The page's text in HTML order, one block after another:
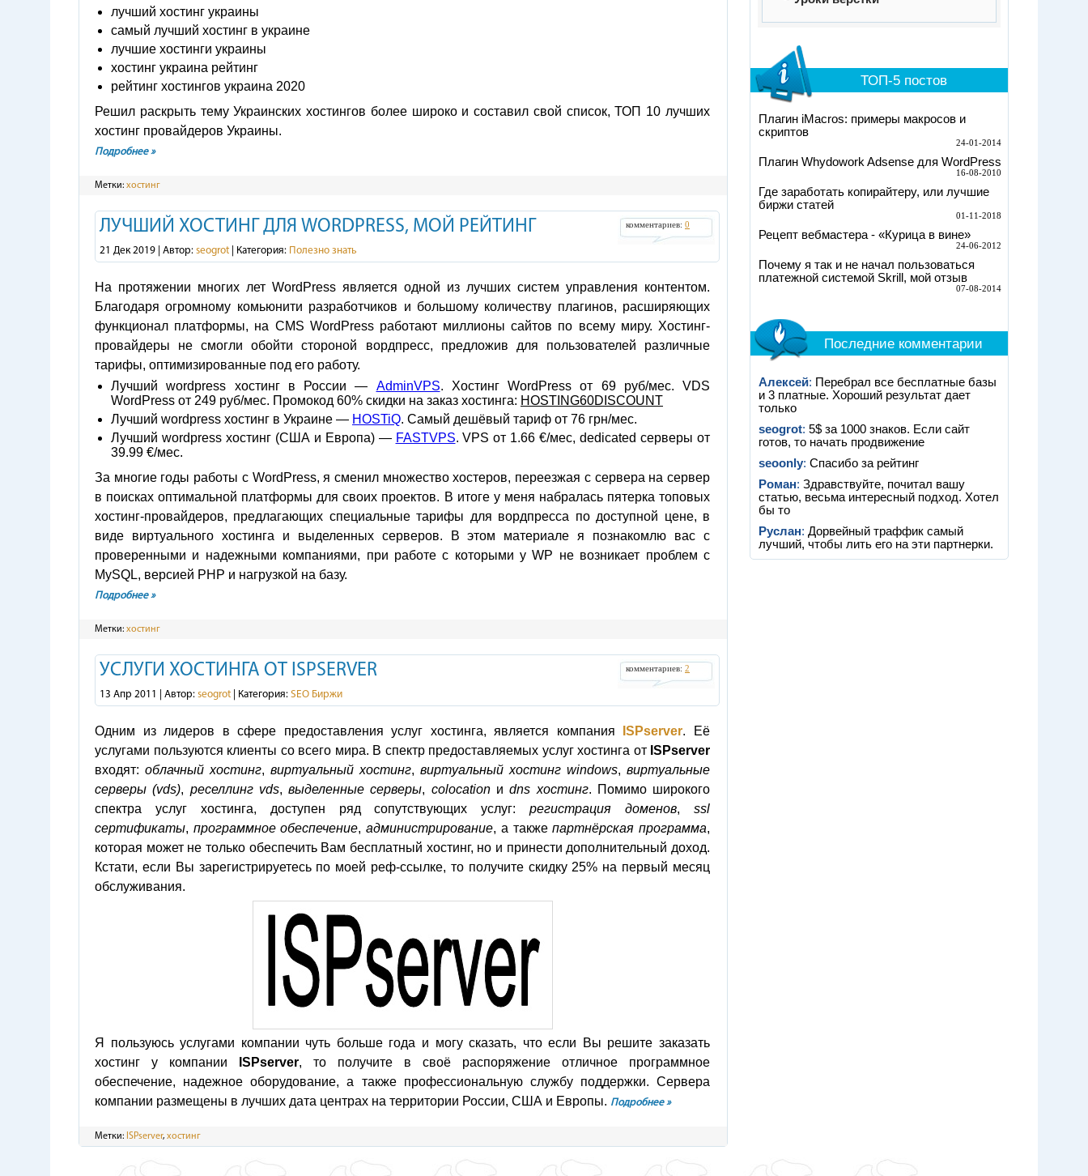
лучший хостинг украины
самый лучший хостинг в украине
лучшие хостинги украины
хостинг украина рейтинг
рейтинг хостингов украина 2020
Решил раскрыть тему Украинских хостингов более широко и составил свой список, ТОП 10 лучших
хостинг провайдеров Украины.
Подробнее »
Метки: хостинг
ЛУЧШИЙ ХОСТИНГ ДЛЯ WORDPRESS, МОЙ РЕЙТИНГ комментариев: 0
21 Дек 2019 | Автор: seogrot | Категория: Полезно знать
На протяжении многих лет WordPress является одной из лучших систем управления контентом.
Благодаря огромному комьюнити разработчиков и большому количеству плагинов, расширяющих
функционал платформы, на CMS WordPress работают миллионы сайтов по всему миру. Хостинг-
провайдеры не смогли обойти стороной вордпресс, предложив для пользователей различные
тарифы, оптимизированные под его работу.
Лучший wordpress хостинг в России — AdminVPS. Хостинг WordPress от 69 руб/мес. VDS
WordPress от 249 руб/мес. Промокод 60% скидки на заказ хостинга: HOSTING60DISCOUNT
Лучший wordpress хостинг в Украине — HOSTiQ. Самый дешёвый тариф от 76 грн/мес.
Лучший wordpress хостинг (США и Европа) — FASTVPS. VPS от 1.66 €/мес, dedicated серверы от
39.99 €/мес.
За многие годы работы с WordPress, я сменил множество хостеров, переезжая с сервера на сервер
в поисках оптимальной платформы для своих проектов. В итоге у меня набралась пятерка топовых
хостинг-провайдеров, предлагающих специальные тарифы для вордпресса по доступной цене, в
виде виртуального хостинга и выделенных серверов. В этом материале я познакомлю вас с
проверенными и надежными компаниями, при работе с которыми у WP не возникает проблем с
MySQL, версией PHP и нагрузкой на базу.
Подробнее »
Метки: хостинг
УСЛУГИ ХОСТИНГА ОТ ISPSERVER комментариев: 2
13 Апр 2011 | Автор: seogrot | Категория: SEO Биржи
Одним из лидеров в сфере предоставления услуг хостинга, является компания ISPserver. Её
услугами пользуются клиенты со всего мира. В спектр предоставляемых услуг хостинга от ISPserver
входят: облачный хостинг, виртуальный хостинг, виртуальный хостинг windows, виртуальные
серверы (vds), реселлинг vds,выделенные серверы, colocationиdns хостинг. Помимо широкого
спектра услуг хостинга, доступен ряд сопутствующих услуг:регистрация доменов,ssl
сертификаты, программное обеспечение,администрирование, а такжепартнёрская программа,
которая может не только обеспечить Вам бесплатный хостинг, но и принести дополнительный доход.
Кстати, если Вы зарегистрируетесь по моей реф-ссылке, то получите скидку 25% на первый месяц
обслуживания.
Я пользуюсь услугами компании чуть больше года и могу сказать, что если Вы решите заказать
хостинг у компании
ISPserver, то получите в своё распоряжение отличное программное
обеспечение, надежное оборудование, а также профессиональную службу поддержки. Сервера
компании размещены в лучших дата центрах на территории России, США и Европы. Подробнее »
Метки: ISPserver, хостинг
ТОП-5 постов
Плагин iMacros: примеры макросов и
скриптов
24-01-2014
Плагин Whydowork Adsense для WordPress
16-08-2010
Где заработать копирайтеру, или лучшие
биржи статей
01-11-2018
Рецепт вебмастера - «Курица в вине»
24-06-2012
Почему я так и не начал пользоваться
платежной системой Skrill, мой отзыв
07-08-2014
Последние комментарии
Алексей: Перебрал все бесплатные базы
и 3 платные. Хороший результат дает
только
seogrot: 5$ за 1000 знаков. Если сайт
готов, то начать продвижение
seoonly: Спасибо за рейтинг
Роман: Здравствуйте, почитал вашу
статью, весьма интересный подход. Хотел
бы то
Руслан: Дорвейный траффик самый
лучший, чтобы лить его на эти партнерки.